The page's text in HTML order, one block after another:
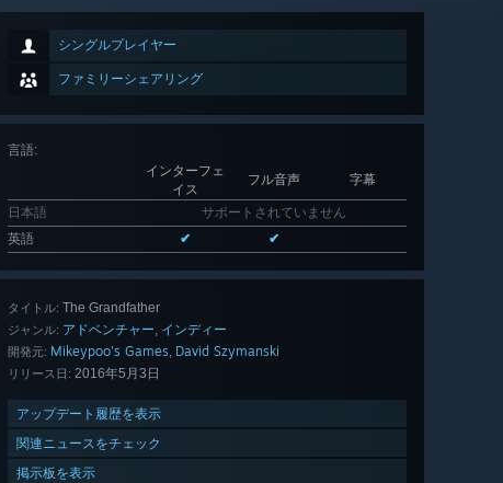
シングルプレイヤー
ファミリーシェアリング
言語:
インターフェ
イス
フル音声 字幕
日本語
サポートされていません
英語
✔ ✔
タイトル: The Grandfather
ジャンル: アドベンチャー, インディー
開発元: Mikeypoo's Games, David Szymanski
リリース日: 2016年5月3日
アップデート履歴を表示
関連ニュースをチェック
掲示板を表示